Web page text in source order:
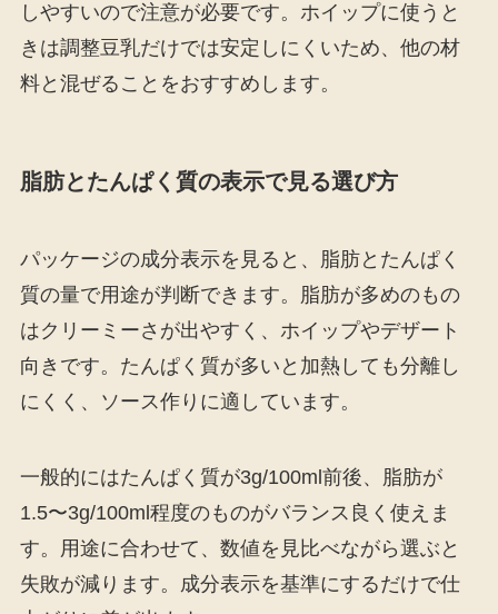
しやすいので注意が必要です。ホイップに使うと
きは調整豆乳だけでは安定しにくいため、他の材
料と混ぜることをおすすめします。
脂肪とたんぱく質の表示で見る選び方
パッケージの成分表示を見ると、脂肪とたんぱく
質の量で用途が判断できます。脂肪が多めのもの
はクリーミーさが出やすく、ホイップやデザート
向きです。たんぱく質が多いと加熱しても分離し
にくく、ソース作りに適しています。
一般的にはたんぱく質が3g/100ml前後、脂肪が
1.5〜3g/100ml程度のものがバランス良く使えま
す。用途に合わせて、数値を見比べながら選ぶと
失敗が減ります。成分表示を基準にするだけで仕